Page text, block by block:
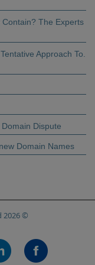
The Experts
Approach To
Domain Dispute
Domain Names
© 2026 dotNice International Limited